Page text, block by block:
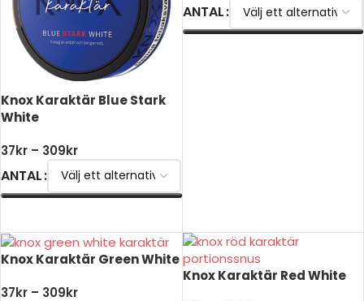
Knox Karaktär Blue Stark
White
37kr – 309kr
ANTAL
ANTAL
Knox Karaktär Green White
37kr – 309kr
Knox Karaktär Red White